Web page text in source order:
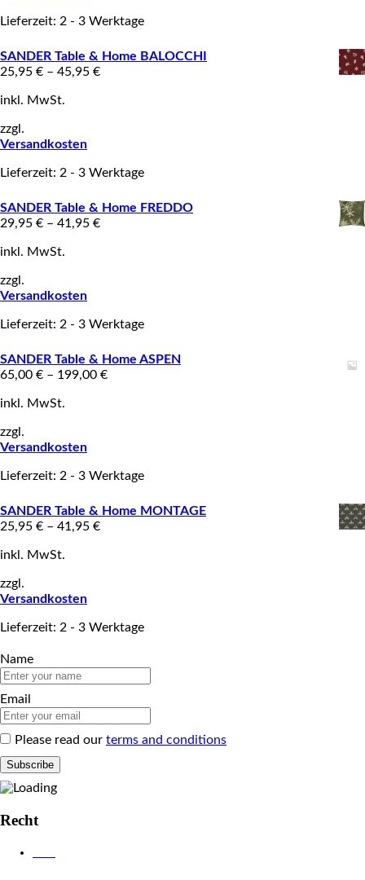
Lieferzeit: 2 - 3 Werktage
SANDER Table & Home BALOCCHI
25,95 € – 45,95 €
inkl. MwSt.
zzgl.
Versandkosten
Lieferzeit: 2 - 3 Werktage
SANDER Table & Home FREDDO
29,95 € – 41,95 €
inkl. MwSt.
zzgl.
Versandkosten
Lieferzeit: 2 - 3 Werktage
SANDER Table & Home ASPEN
65,00 € – 199,00 €
inkl. MwSt.
zzgl.
Versandkosten
Lieferzeit: 2 - 3 Werktage
SANDER Table & Home MONTAGE
25,95 € – 41,95 €
inkl. MwSt.
zzgl.
Versandkosten
Lieferzeit: 2 - 3 Werktage
Name
Email
Please read our terms and conditions
Recht